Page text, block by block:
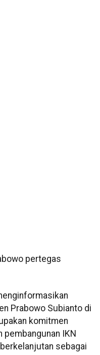
pertegas
Prabowo Subianto di
komitmen
IKN
sebagai